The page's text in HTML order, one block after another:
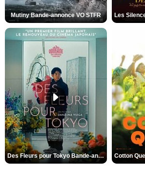
Mutiny Bande-annonce VO STFR
Des Fleurs pour Tokyo Bande-annonce VO STFR